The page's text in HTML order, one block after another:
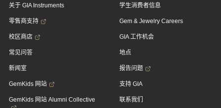
关于 GIA Instruments
零售商支持
校区商店
常见问答
新闻室
GemKids 网站
GemKids 网站 Alumni Collective
学生消费者信息
Gem & Jewelry Careers
GIA 工作机会
地点
报告问题
支持 GIA
联系我们